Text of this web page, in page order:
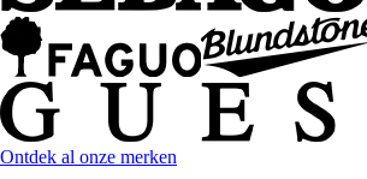
Ontdek al onze merken